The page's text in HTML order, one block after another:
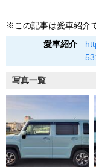
※この記事は愛車紹介
愛車紹介
写真一覧